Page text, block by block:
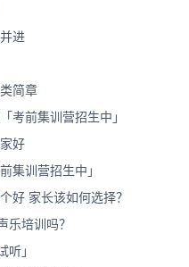
进
简章
考前集训营招生中」
好
集训营招生中」
好 家长该如何选择？
乐培训吗？
」